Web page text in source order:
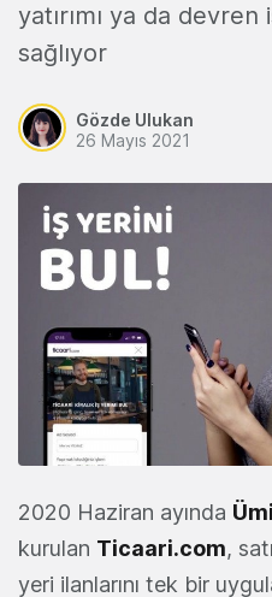
yatırımı ya da
sağlıyor
Gözde Ulukan
26 Mayıs 2021
2020 Haziran ayında
kurulan Ticaari.com,
yeri ilanlarını tek bir